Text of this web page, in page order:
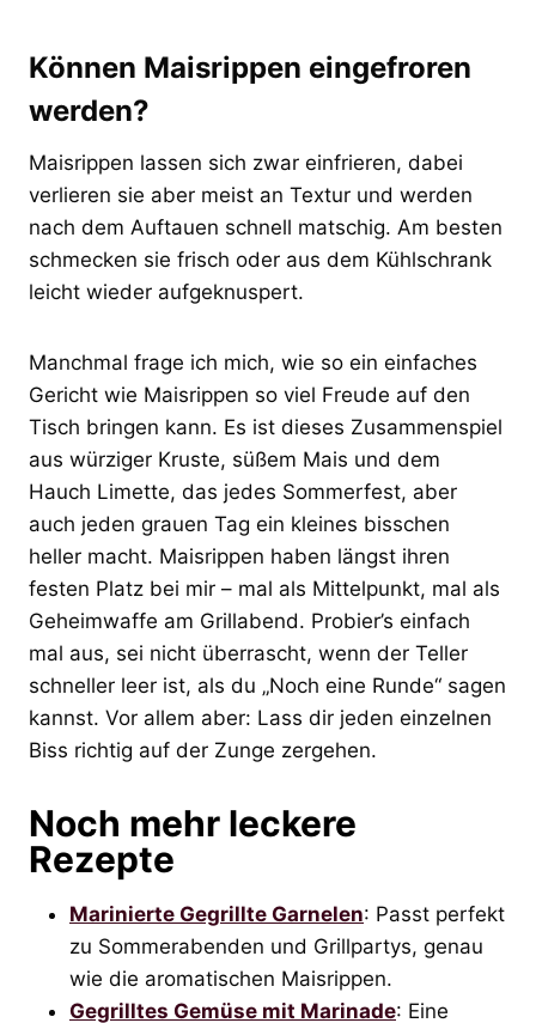
Können Maisrippen eingefroren
werden?
Maisrippen lassen sich zwar einfrieren, dabei
verlieren sie aber meist an Textur und werden
nach dem Auftauen schnell matschig. Am besten
schmecken sie frisch oder aus dem Kühlschrank
leicht wieder aufgeknuspert.
Manchmal frage ich mich, wie so ein einfaches
Gericht wie Maisrippen so viel Freude auf den
Tisch bringen kann. Es ist dieses Zusammenspiel
aus würziger Kruste, süßem Mais und dem
Hauch Limette, das jedes Sommerfest, aber
auch jeden grauen Tag ein kleines bisschen
heller macht. Maisrippen haben längst ihren
festen Platz bei mir – mal als Mittelpunkt, mal als
Geheimwaffe am Grillabend. Probier’s einfach
mal aus, sei nicht überrascht, wenn der Teller
schneller leer ist, als du „Noch eine Runde“ sagen
kannst. Vor allem aber: Lass dir jeden einzelnen
Biss richtig auf der Zunge zergehen.
Noch mehr leckere
Rezepte
Marinierte Gegrillte Garnelen: Passt perfekt
zu Sommerabenden und Grillpartys, genau
wie die aromatischen Maisrippen.
Gegrilltes Gemüse mit Marinade: Eine